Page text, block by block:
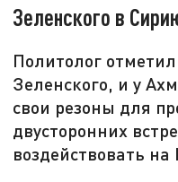
Зеленского в
Политолог
Зеленского, и у
свои резоны для
двусторонних
воздействовать на